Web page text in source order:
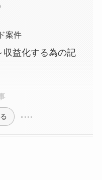
案件
収益化する為の記